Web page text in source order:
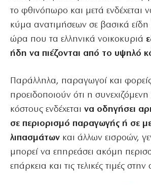
το φθινόπωρο και μετά ενδέχεται
κύμα ανατιμήσεων σε βασικά
ώρα που τα ελληνικά νοικοκυριά
ήδη να πιέζονται από το υψηλό
Παράλληλα, παραγωγοί και
προειδοποιούν ότι η
κόστους ενδέχεται να οδηγήσει
σε περιορισμό παραγωγής ή σε
λιπασμάτων και άλλων εισροών,
μπορεί να επηρεάσει ακόμη
επάρκεια και τις τελικές τιμές